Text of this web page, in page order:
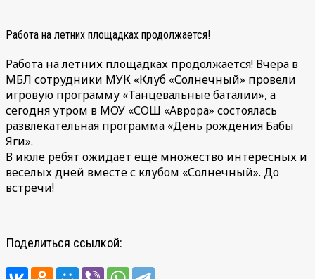
Работа на летних площадках продолжается!
Работа на летних площадках продолжается! Вчера в
МБЛ сотрудники МУК «Клуб «Солнечный» провели
игровую программу «Танцевальные баталии», а
сегодня утром в МОУ «СОШ «Аврора» состоялась
развлекательная программа «День рождения Бабы
Яги».
В июле ребят ожидает ещё множество интересных и
веселых дней вместе с клубом «Солнечный». До
встречи!
Поделиться ссылкой: